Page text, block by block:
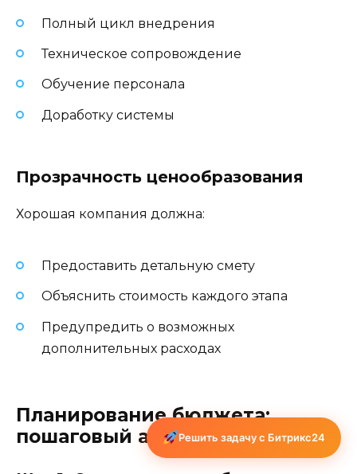
Полный цикл внедрения
Техническое сопровождение
Обучение персонала
Доработку системы
Прозрачность ценообразования
Хорошая компания должна:
Предоставить детальную смету
Объяснить стоимость каждого этапа
Предупредить о возможных
дополнительных расходах
Планирование бюджета:
пошаговый алгоритмРешить задачу с Битрикс24